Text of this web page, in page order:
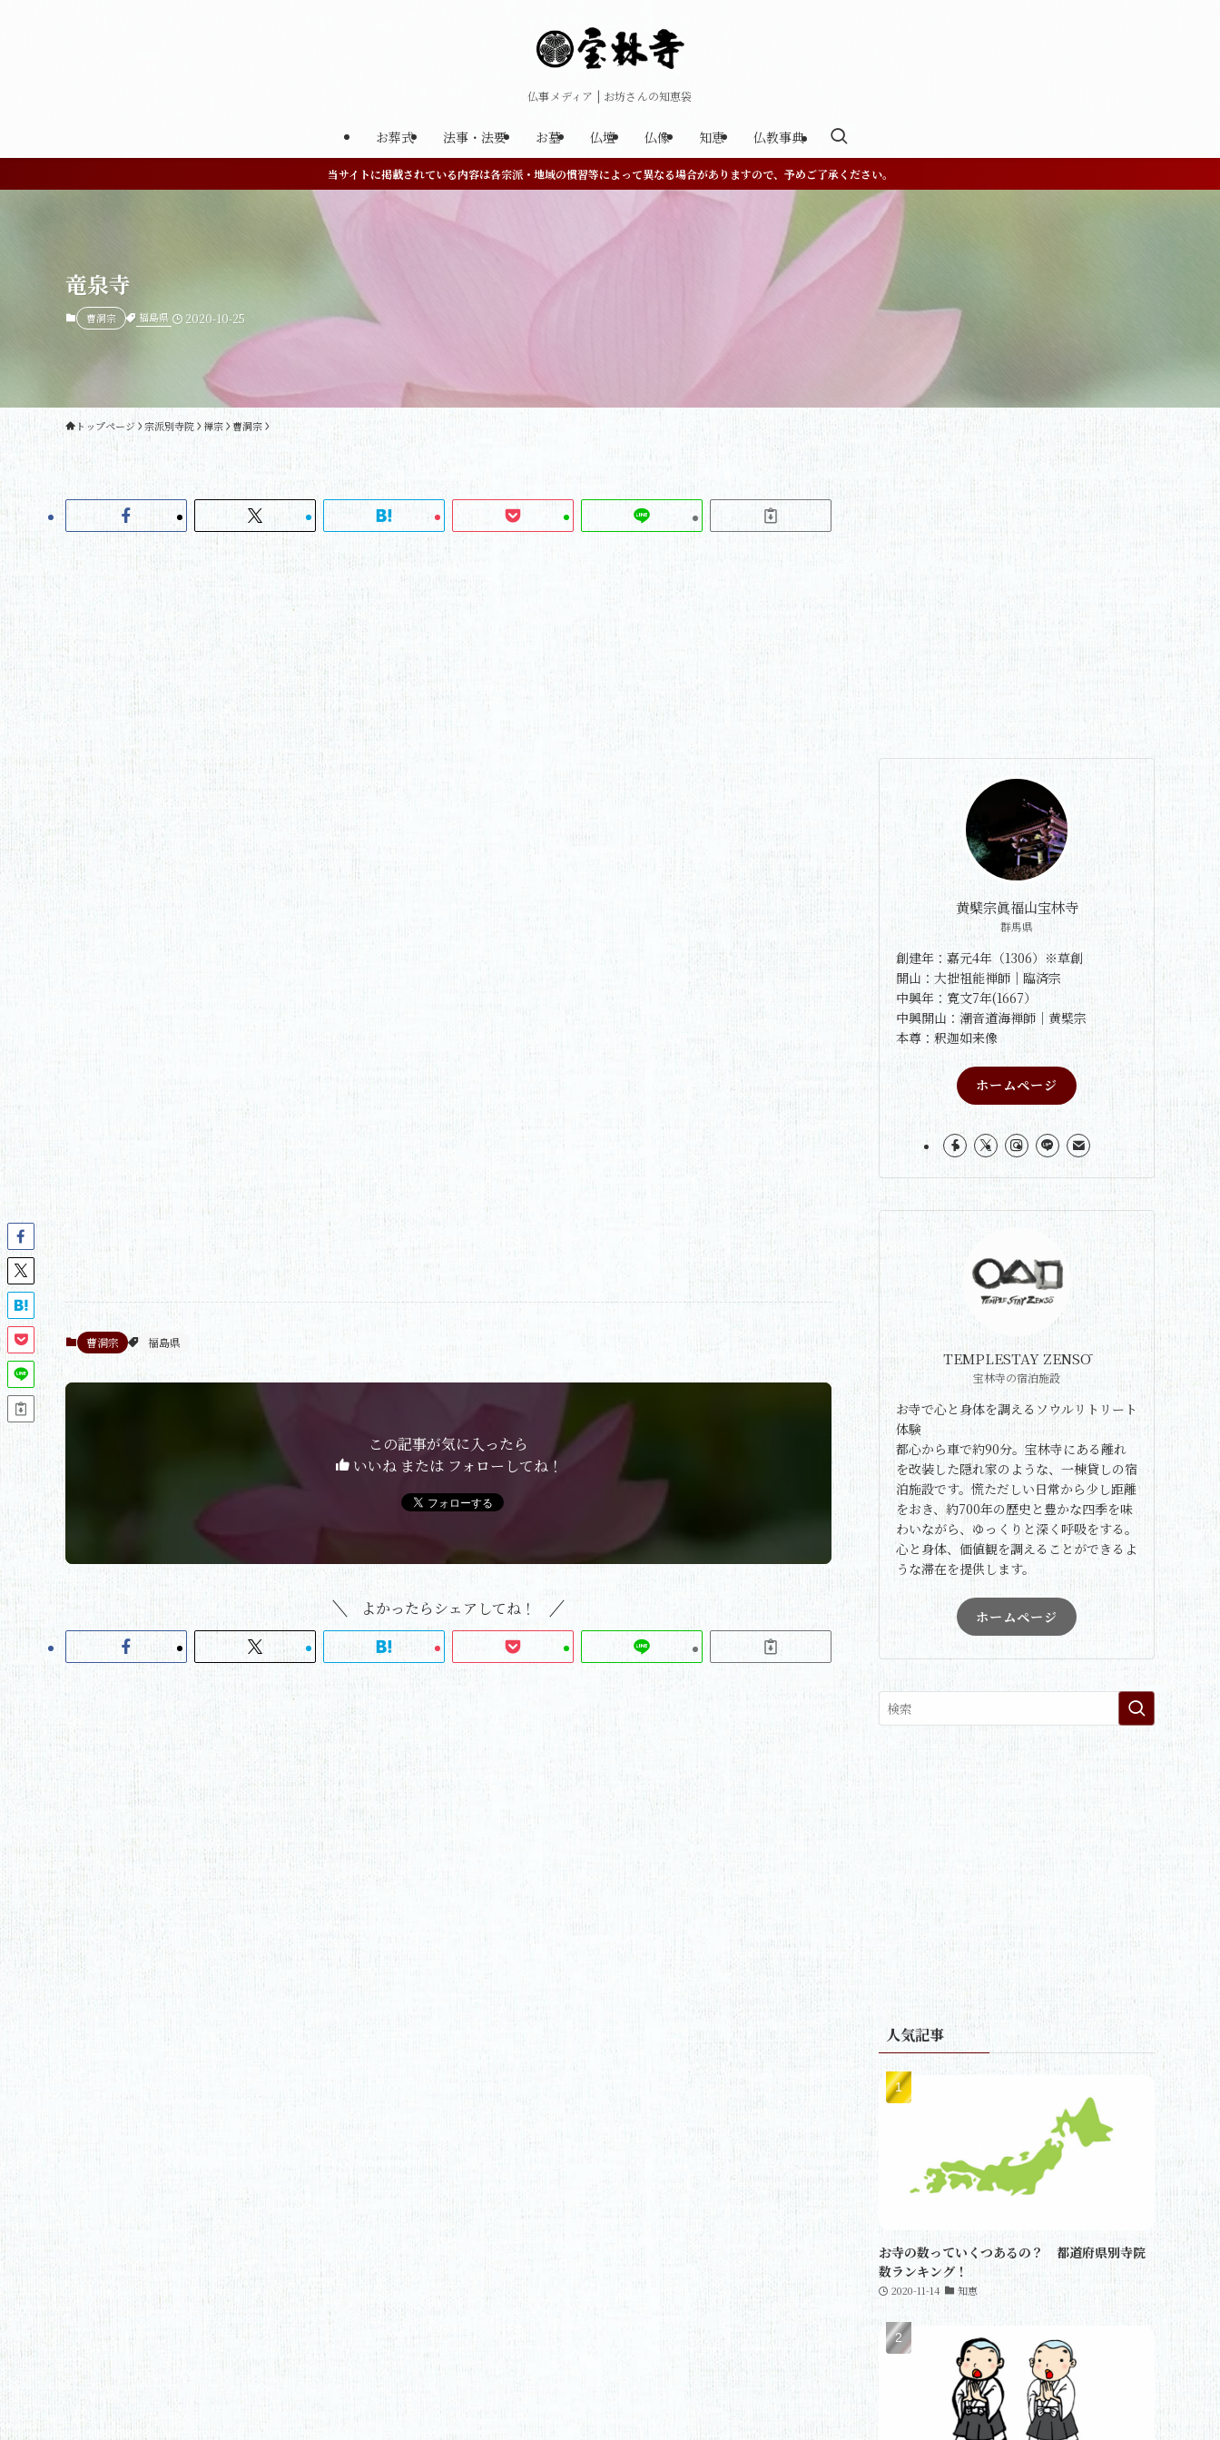
仏事メディア | お坊さんの知恵袋
お葬式 法事・法要 お墓 仏壇 仏像 知恵 仏教事典
当サイトに掲載されている内容は各宗派・地域の慣習等によって異なる場合がありますので、予めご了承ください。
竜泉寺
曹洞宗 福島県 2020-10-25
トップページ 宗派別寺院 禅宗 曹洞宗
曹洞宗 福島県
この記事が気に入ったら
いいね または フォローしてね！
よかったらシェアしてね！
黄檗宗眞福山宝林寺
群馬県
創建年：嘉元4年（1306）※草創
開山：大拙祖能禅師｜臨済宗
中興年：寛文7年(1667）
中興開山：潮音道海禅師｜黄檗宗
本尊：釈迦如来像
ホームページ
TEMPLESTAY ZENSŌ
宝林寺の宿泊施設
お寺で心と身体を調えるソウルリトリート
体験
都心から車で約90分。宝林寺にある離れ
を改装した隠れ家のような、一棟貸しの宿
泊施設です。慌ただしい日常から少し距離
をおき、約700年の歴史と豊かな四季を味
わいながら、ゆっくりと深く呼吸をする。
心と身体、価値観を調えることができるよ
うな滞在を提供します。
ホームページ
人気記事
お寺の数っていくつあるの？ 都道府県別寺院
数ランキング！
2020-11-14 知恵